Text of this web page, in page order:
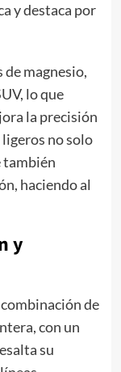
y destaca por
magnesio,
lo que
la precisión
no solo
también
haciendo al
y
de
con un
su